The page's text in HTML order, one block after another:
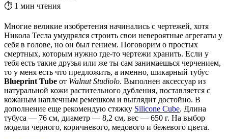
⏱ 1 мин чтения
Многие великие изобретения начинались с чертежей, хотя
Никола Тесла умудрялся строить свои невероятные агрегаты у
себя в голове, но он был гением. Поговорим о простых
смертных, которым нужно где-то чертежи хранить. Если у
тебя есть такие друзья или же ты сам занимаешься черчением,
то у меня есть что предложить, а именно, шикарный тубус
Blueprint Tube от Walnut Studiolo. Выполнен аксессуар из
натуральной кожи растительного дубления, поставляется с
кожаным наплечным ремешком и выглядит достойно. В
дополнение еще рекомендую стяжку Silicone Cube. Длина
тубуса — 76 см, диаметр — 8,2 см, вес — 650 г. На выбор
модели черного, коричневого, медового и бежевого цвета.